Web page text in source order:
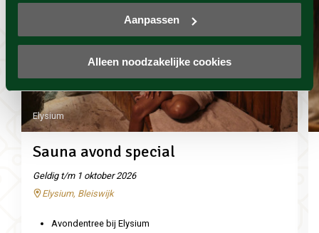
Aanpassen
Alleen noodzakelijke cookies
Elysium
Sauna avond special
Geldig t/m 1 oktober 2026
Elysium, Bleiswijk
Avondentree bij Elysium